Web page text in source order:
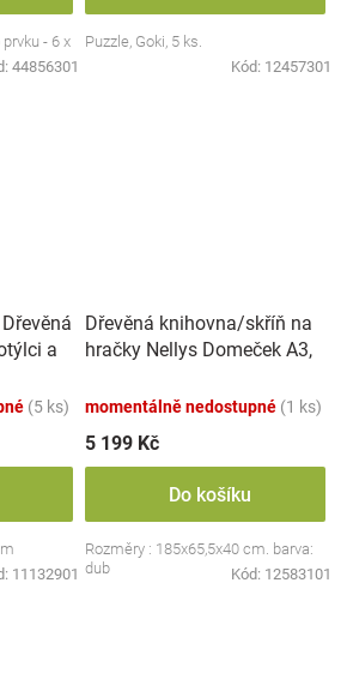
- 6 x
44856301
Puzzle, Goki, 5 ks.
Kód: 12457301
a
(5 ks)
11132901
Dřevěná knihovna/skříň na
hračky Nellys Domeček A3,
momentálně nedostupné (1 ks)
5 199 Kč
Do košíku
Rozměry : 185x65,5x40 cm. barva:
dub
Kód: 12583101